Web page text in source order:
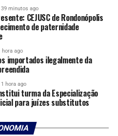
concentrou a maior
do país, com 36% do total
as regiões Norte
(9,4%) e Nordeste (9,1%).
Agronegócio, Crédito e
Econômico
os números confirmam a
grossense para a
39 minutos ago
CEJUSC de Rondonópolis
de paternidade
hora ago
importados ilegalmente da
1 hora ago
turma da Especialização
para juízes substitutos